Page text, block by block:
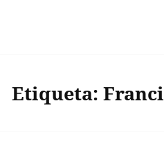
Etiqueta: